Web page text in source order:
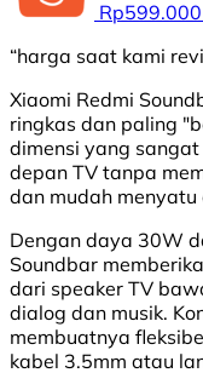
“harga saat kami
Xiaomi Redmi
ringkas dan paling
dimensi yang
depan TV tanpa
dan mudah
Dengan daya 30W
Soundbar
dari speaker TV
dialog dan musik.
membuatnya
kabel 3.5mm atau